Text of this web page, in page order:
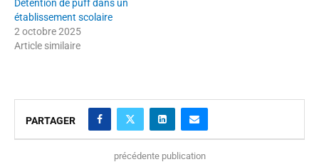
Détention de puff dans un
établissement scolaire
2 octobre 2025
Article similaire
PARTAGER
précédente publication